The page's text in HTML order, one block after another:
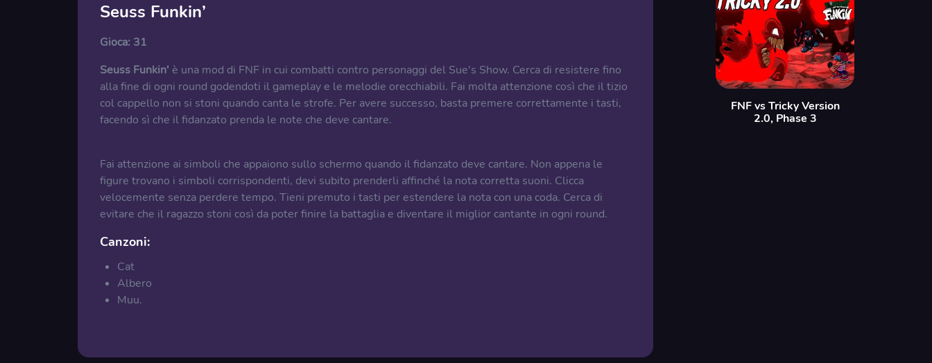
Seuss Funkin’
Gioca: 31
Seuss Funkin' è una mod di FNF in cui combatti contro personaggi del Sue's Show. Cerca di resistere fino
alla fine di ogni round godendoti il gameplay e le melodie orecchiabili. Fai molta attenzione così che il tizio
col cappello non si stoni quando canta le strofe. Per avere successo, basta premere correttamente i tasti,
facendo sì che il fidanzato prenda le note che deve cantare.
Fai attenzione ai simboli che appaiono sullo schermo quando il fidanzato deve cantare. Non appena le
figure trovano i simboli corrispondenti, devi subito prenderli affinché la nota corretta suoni. Clicca
velocemente senza perdere tempo. Tieni premuto i tasti per estendere la nota con una coda. Cerca di
evitare che il ragazzo stoni così da poter finire la battaglia e diventare il miglior cantante in ogni round.
Canzoni:
Cat
Albero
Muu.
FNF vs Tricky Version
2.0, Phase 3